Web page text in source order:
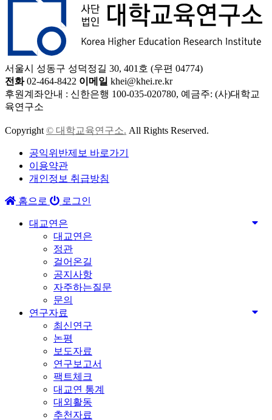
서울시 성동구 성덕정길 30, 401호 (우편 04774)
전화02-464-8422 이메일 khei@khei.re.kr
후원계좌안내 : 신한은행 100-035-020780, 예금주: (사)대학교
육연구소
Copyright © 대학교육연구소. All Rights Reserved.
공익위반제보 바로가기
이용약관
개인정보 취급방침
홈으로 로그인
대교연은
대교연은
정관
걸어온길
공지사항
자주하는질문
문의
연구자료
최신연구
논평
보도자료
연구보고서
팩트체크
대교연 통계
대외활동
추천자료